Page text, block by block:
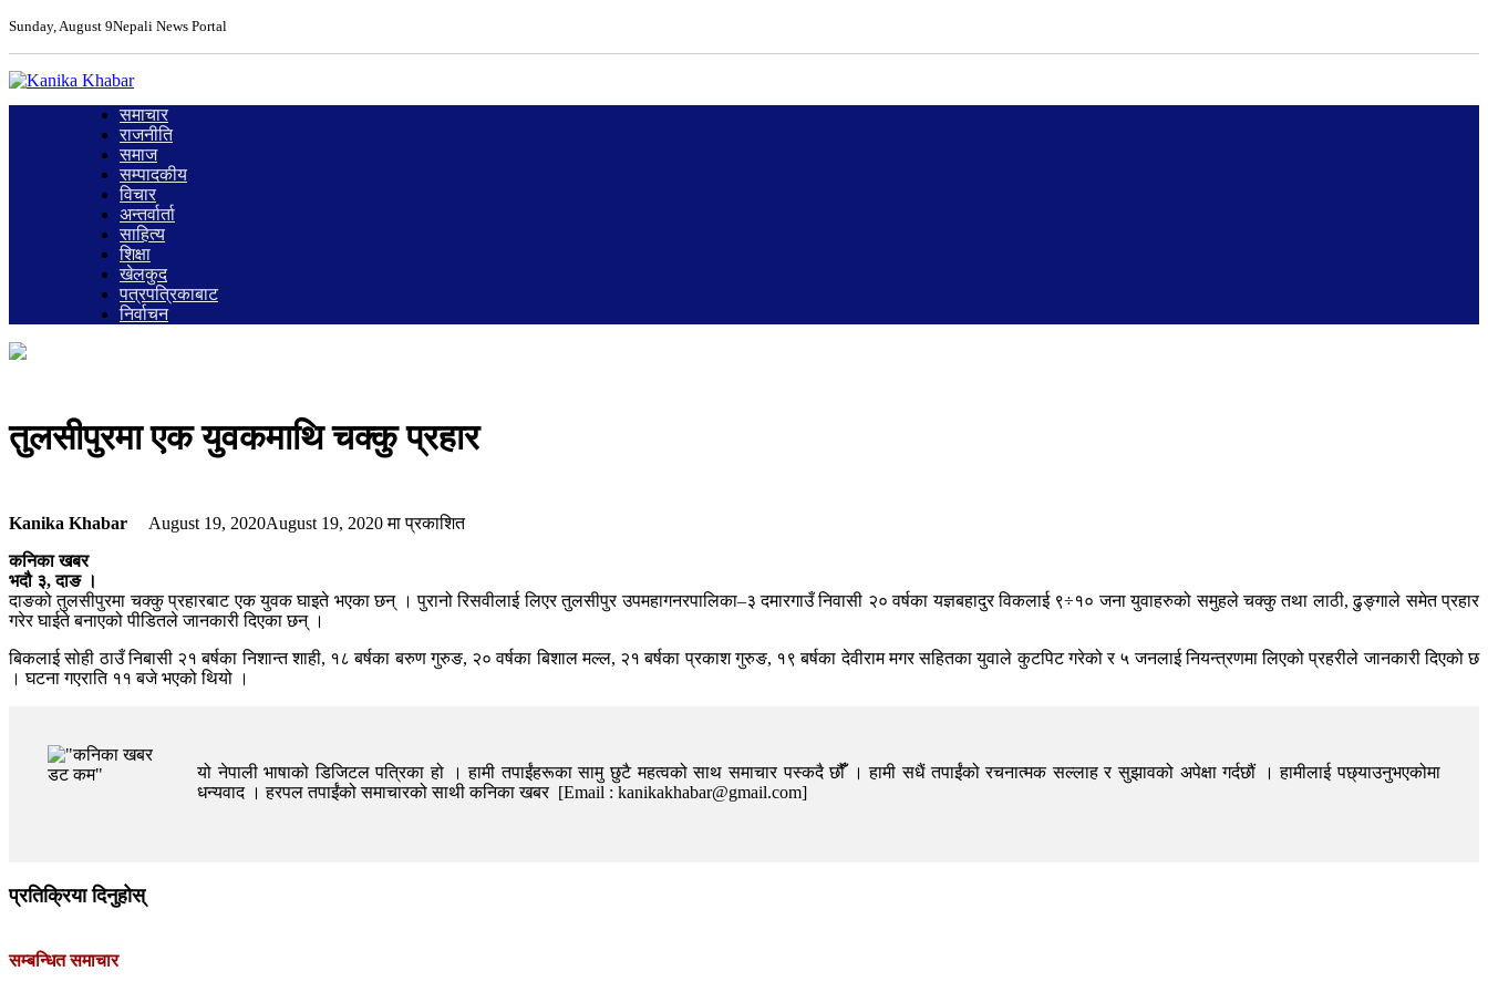
Sunday, August 9Nepali News Portal
समाचार
राजनीति
समाज
सम्पादकीय
विचार
अन्तर्वार्ता
साहित्य
शिक्षा
खेलकुद
पत्रपत्रिकाबाट
निर्वाचन
तुलसीपुरमा एक युवकमाथि चक्कु प्रहार
Kanika Khabar August 19, 2020August 19, 2020मा प्रकाशित
कनिका खबर
भदौ ३, दाङ ।
दाङको तुलसीपुरमा चक्कु प्रहारबाट एक युवक घाइते भएका छन् । पुरानो रिसवीलाई लिएर तुलसीपुर उपमहागनरपालिका–३ दमारगाउँ निवासी २० वर्षका यज्ञबहादुर विकलाई ९÷१० जना युवाहरुको समुहले चक्कु तथा लाठी, ढुङ्गाले समेत प्रहार
गरेर घाईते बनाएको पीडितले जानकारी दिएका छन् ।
बिकलाई सोही ठाउँ निबासी २१ बर्षका निशान्त शाही, १८ बर्षका बरुण गुरुङ, २० वर्षका बिशाल मल्ल, २१ बर्षका प्रकाश गुरुङ, १९ बर्षका देवीराम मगर सहितका युवाले कुटपिट गरेको र ५ जनलाई नियन्त्रणमा लिएको प्रहरीले जानकारी दिएको छ
। घटना गएराति ११ बजे भएको थियो ।
यो नेपाली भाषाको डिजिटल पत्रिका हो । हामी तपाईंहरूका सामु छुटै महत्वको साथ समाचार पस्कदै छौँँ । हामी सधैं तपाईंको रचनात्मक सल्लाह र सुझावको अपेक्षा गर्दछौं । हामीलाई पछ्याउनुभएकोमा
धन्यवाद । हरपल तपाईंको समाचारको साथी कनिका खबर [Email : kanikakhabar@gmail.com]
प्रतिक्रिया दिनुहोस्
सम्बन्धित समाचार